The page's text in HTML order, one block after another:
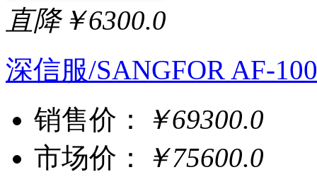
直降￥6300.0
深信服/SANGFOR AF-
销售价：
￥69300.0
市场价：
￥75600.0